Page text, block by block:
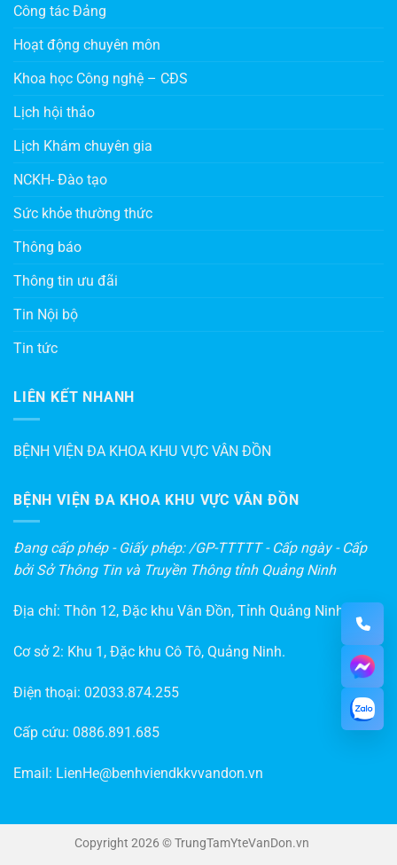
Công tác Đảng
Hoạt động chuyên môn
Khoa học Công nghệ – CĐS
Lịch hội thảo
Lịch Khám chuyên gia
NCKH- Đào tạo
Sức khỏe thường thức
Thông báo
Thông tin ưu đãi
Tin Nội bộ
Tin tức
LIÊN KẾT NHANH
BỆNH VIỆN ĐA KHOA KHU VỰC VÂN ĐỒN
BỆNH VIỆN ĐA KHOA KHU VỰC VÂN ĐỒN
Đang cấp phép - Giấy phép: /GP-TTTTT - Cấp ngày - Cấp
bởi Sở Thông Tin và Truyền Thông tỉnh Quảng Ninh
Địa chỉ: Thôn 12, Đặc khu Vân Đồn, Tỉnh Quảng Ninh
Cơ sở 2: Khu 1, Đặc khu Cô Tô, Quảng Ninh.
Điện thoại: 02033.874.255
Cấp cứu: 0886.891.685
Email: LienHe@benhviendkkvvandon.vn
Copyright 2026 © TrungTamYteVanDon.vn